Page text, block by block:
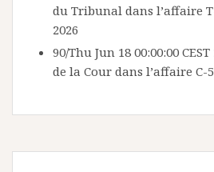
du Tribunal dans l’affaire
2026
90/Thu Jun 18 00:00:00
de la Cour dans l’affaire C-